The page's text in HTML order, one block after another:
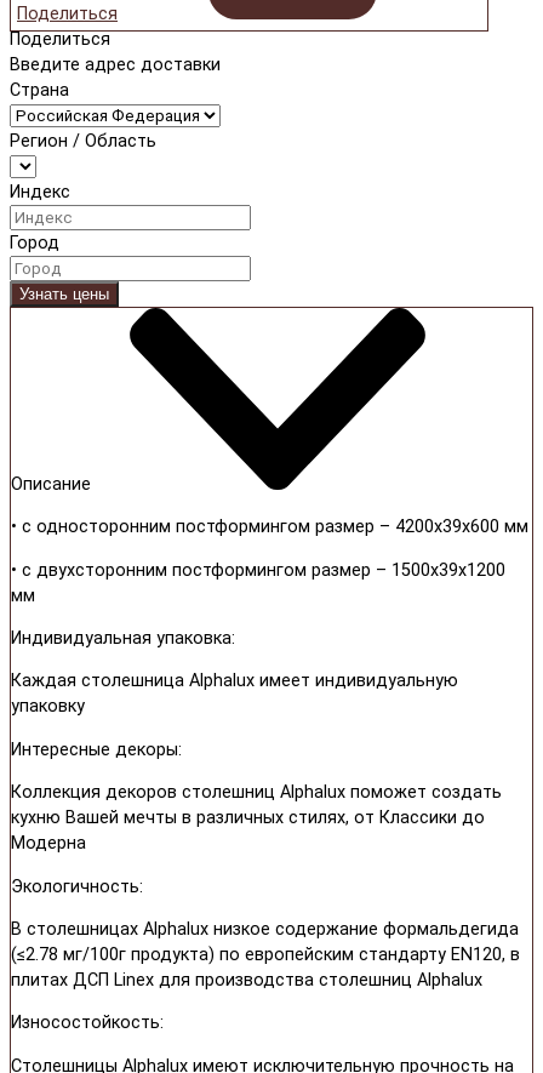
Поделиться
Поделиться
Введите адрес доставки
Страна
Регион / Область
Индекс
Город
Узнать цены
Описание
• с односторонним постформингом размер – 4200х39х600 мм
• с двухсторонним постформингом размер – 1500х39х1200
мм
Индивидуальная упаковка:
Каждая столешница Alphalux имеет индивидуальную
упаковку
Интересные декоры:
Коллекция декоров столешниц Alphalux поможет создать
кухню Вашей мечты в различных стилях, от Классики до
Модерна
Экологичность:
В столешницах Alphalux низкое содержание формальдегида
(≤2.78 мг/100г продукта) по европейским стандарту EN120, в
плитах ДСП Linex для производства столешниц Alphalux
Износостойкость:
Столешницы Alphalux имеют исключительную прочность на